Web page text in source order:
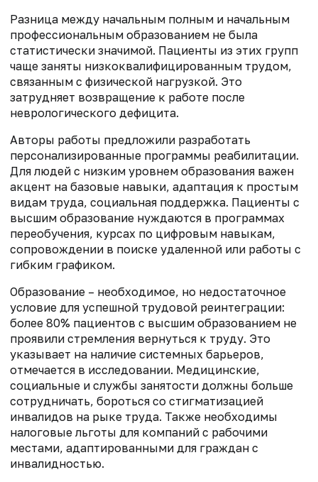
Разница между начальным полным и начальным
профессиональным образованием не была
статистически значимой. Пациенты из этих групп
чаще заняты низкоквалифицированным трудом,
связанным с физической нагрузкой. Это
затрудняет возвращение к работе после
неврологического дефицита.
Авторы работы предложили разработать
персонализированные программы реабилитации.
Для людей с низким уровнем образования важен
акцент на базовые навыки, адаптация к простым
видам труда, социальная поддержка. Пациенты с
высшим образование нуждаются в программах
переобучения, курсах по цифровым навыкам,
сопровождении в поиске удаленной или работы с
гибким графиком.
Образование – необходимое, но недостаточное
условие для успешной трудовой реинтеграции:
более 80% пациентов с высшим образованием не
проявили стремления вернуться к труду. Это
указывает на наличие системных барьеров,
отмечается в исследовании. Медицинские,
социальные и службы занятости должны больше
сотрудничать, бороться со стигматизацией
инвалидов на рыке труда. Также необходимы
налоговые льготы для компаний с рабочими
местами, адаптированными для граждан с
инвалидностью.